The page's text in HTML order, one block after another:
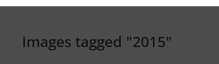
Images tagged "2015"